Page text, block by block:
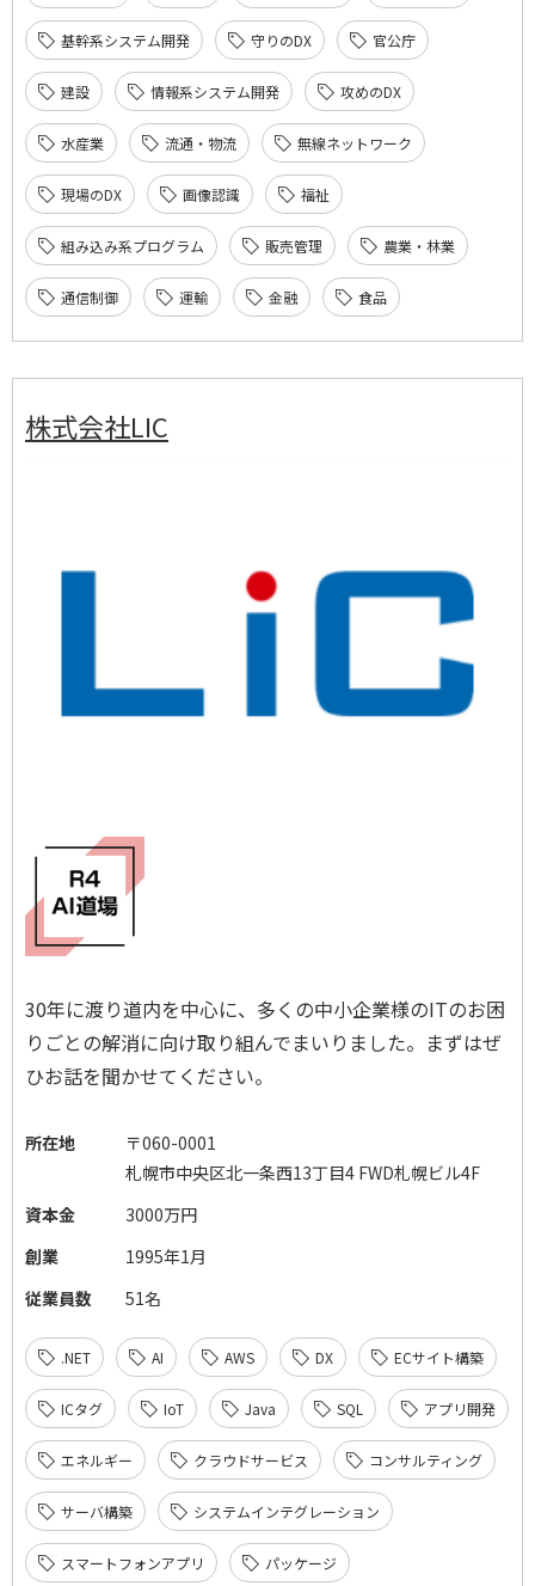
基幹系システム開発 守りのDX 官公庁
建設 情報系システム開発 攻めのDX
水産業 流通・物流 無線ネットワーク
現場のDX 画像認識 福祉
組み込み系プログラム 販売管理 農業・林業
通信制御 運輸 金融 食品
株式会社LIC
30年に渡り道内を中心に、多くの中小企業様のITのお困
りごとの解消に向け取り組んでまいりました。まずはぜ
ひお話を聞かせてください。
所在地
〒060-0001
札幌市中央区北一条西13丁目4 FWD札幌ビル4F
資本金
3000万円
創業
1995年1月
従業員数
51名
.NET AI AWS DX ECサイト構築
ICタグ IoT Java SQL アプリ開発
エネルギー クラウドサービス コンサルティング
サーバ構築 システムインテグレーション
スマートフォンアプリ パッケージ